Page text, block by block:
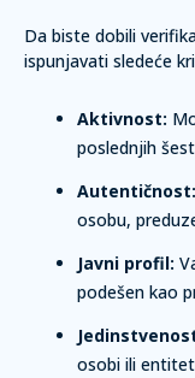
Da biste dobili
ispunjavati sledeće
Aktivnost:
poslednjih
Autentičnost:
osobu,
Javni profil:
podešen kao
osobi ili